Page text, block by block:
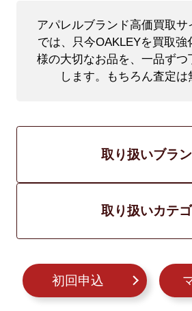
アパレルブランド高価買取サ
では、只今OAKLEYを買取強
様の大切なお品を、一品ずつ
します。もちろん査定は
取り扱いブラ
取り扱いカテ
初回申込